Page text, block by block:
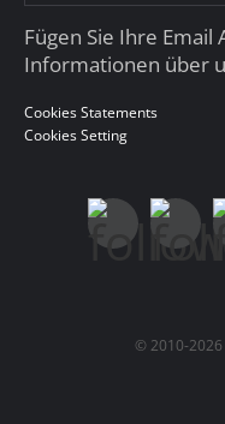
Fügen Sie Ihre
Informationen über
Cookies Statements
Cookies Setting
© 2010-2026